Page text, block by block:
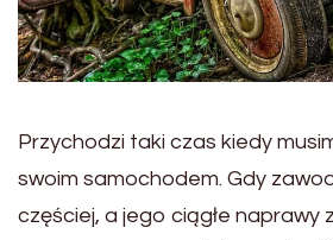
Przychodzi taki czas kiedy
swoim samochodem. Gdy
częściej, a jego ciągłe naprawy